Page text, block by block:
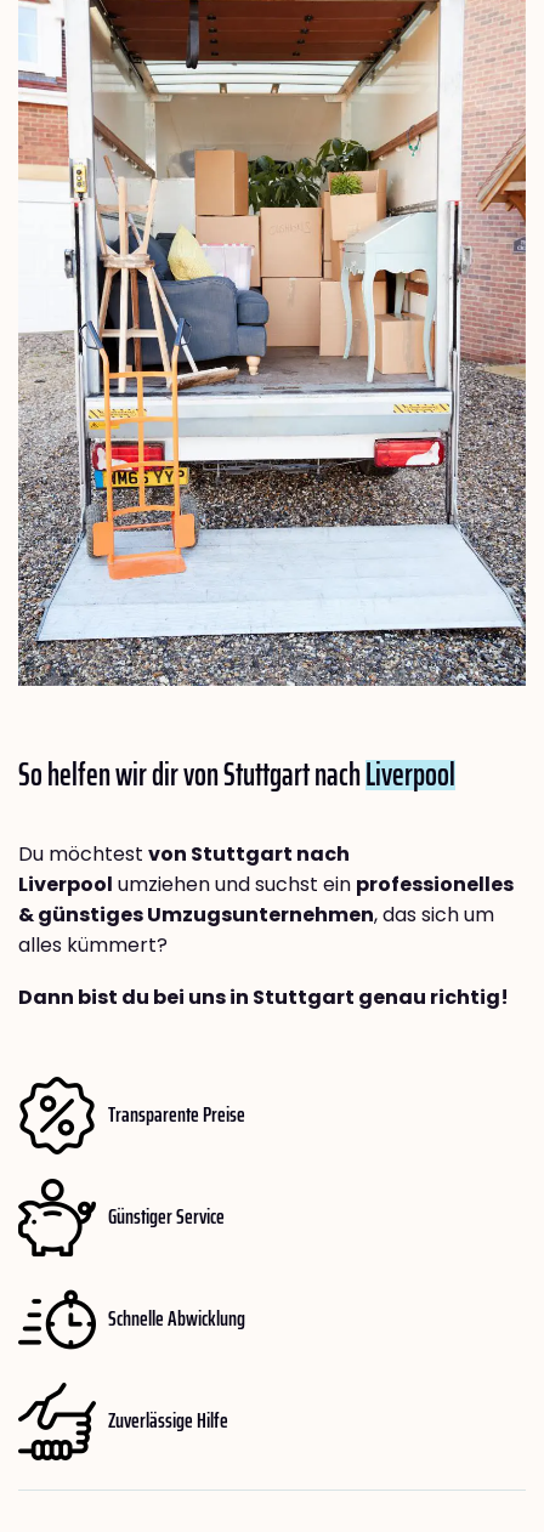
So helfen wir dir von Stuttgart nachLiverpool
Du möchtest von Stuttgart nach
Liverpool umziehen und suchst ein professionelles
& günstiges Umzugsunternehmen, das sich um
alles kümmert?
Dann bist du bei uns in Stuttgart genau richtig!
Transparente Preise
Günstiger Service
Schnelle Abwicklung
Zuverlässige Hilfe